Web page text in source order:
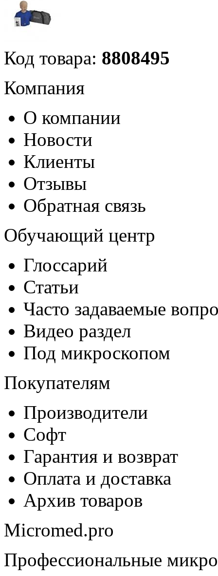
Код товара: 8808495
Компания
О компании
Новости
Клиенты
Отзывы
Обратная связь
Обучающий центр
Глоссарий
Статьи
Часто задаваемые
Видео раздел
Под микроскопом
Покупателям
Производители
Софт
Гарантия и возврат
Оплата и доставка
Архив товаров
Micromed.pro
Профессиональные